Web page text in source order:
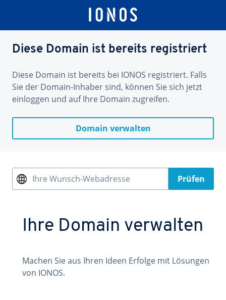
Diese Domain ist bereits registriert
Diese Domain ist bereits bei IONOS registriert. Falls
Sie der Domain-Inhaber sind, können Sie sich jetzt
einloggen und auf Ihre Domain zugreifen.
Domain verwalten
Ihre Wunsch-Webadresse Prüfen
Ihre Domain verwalten
Machen Sie aus Ihren Ideen Erfolge mit Lösungen
von IONOS.